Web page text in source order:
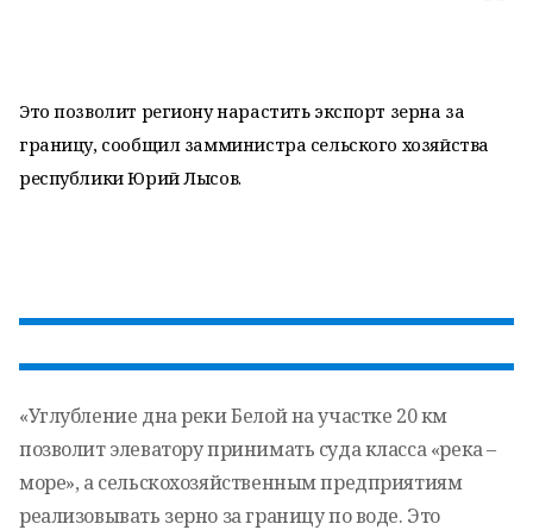
Это позволит региону нарастить экспорт зерна за
границу, сообщил замминистра сельского хозяйства
республики Юрий Лысов.
«Углубление дна реки Белой на участке 20 км
позволит элеватору принимать суда класса «река –
море», а сельскохозяйственным предприятиям
реализовывать зерно за границу по воде. Это